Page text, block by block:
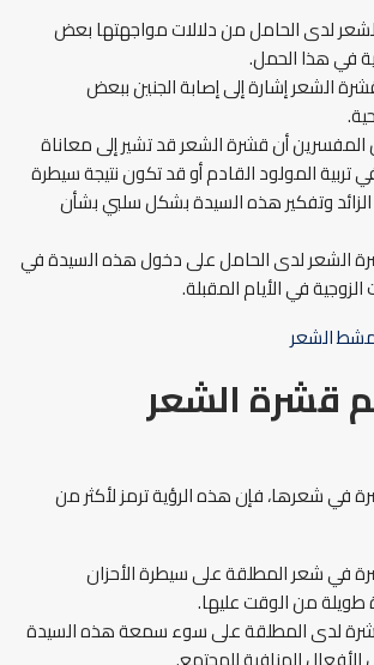
لدى الحامل من دلالات مواجهتها بعض
في هذا الحمل.
الشعر إشارة إلى إصابة الجنين ببعض
أن قشرة الشعر قد تشير إلى معاناة
تربية المولود القادم أو قد تكون نتيجة سيطرة
وتفكير هذه السيدة بشكل سلبي بشأن
الشعر لدى الحامل على دخول هذه السيدة في
في الأيام المقبلة.
الشعر
قشرة الشعر
في شعرها، فإن هذه الرؤية ترمز لأكثر من
في شعر المطلقة على سيطرة الأحزان
طويلة من الوقت عليها.
لدى المطلقة على سوء سمعة هذه السيدة